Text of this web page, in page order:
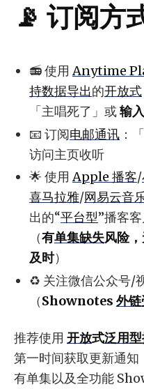
📡 订阅方
📻 使用Anytime
持数据导出的开放式
「主唱死了」或输入
📧 订阅电邮通讯 ：「
访问主页收听
🌟 使用Apple 播客/
喜马拉雅/网易云音
出的“平台型”播客
（有单集缺失风险
及时）
♻️ 关注微信公众号/
（Shownotes 外
推荐使用 开放式泛用
第一时间获取更新通知
有单集以及全功能